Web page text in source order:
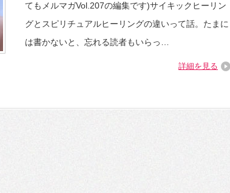
てもメルマガVol.207の編集です)サイキックヒーリン
グとスピリチュアルヒーリングの違いって話。たまに
は書かないと、忘れる読者もいらっ…
詳細を見る